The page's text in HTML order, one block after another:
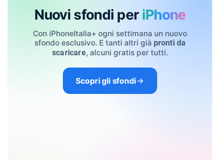
Nuovi sfondi per iPhone
Con iPhoneItalia+ ogni settimana un nuovo
sfondo esclusivo. E tanti altri già pronti da
scaricare, alcuni gratis per tutti.
Scopri gli sfondi